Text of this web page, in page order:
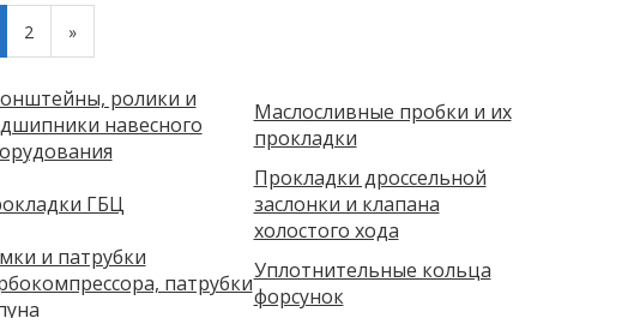
2 »
ролики и
навесного
Маслосливные пробки и их
прокладки
ГБЦ
Прокладки дроссельной
заслонки и клапана
холостого хода
и патрубки
патрубкиУплотнительные кольца
форсунок